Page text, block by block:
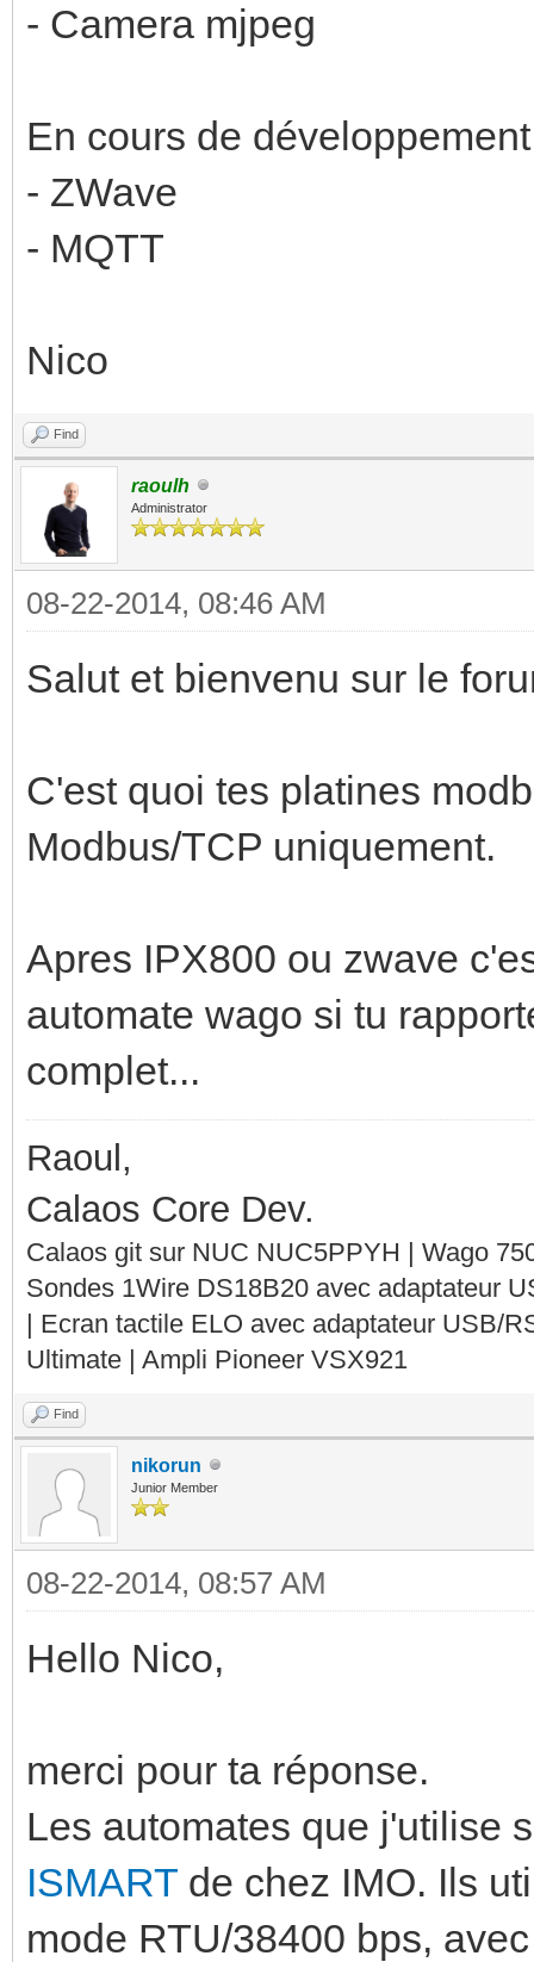
- Camera mjpeg
En cours de
- ZWave
- MQTT
Nico
Find
raoulh
Administrator
08-22-2014, 08:46 AM
Salut et bienvenu sur le
C'est quoi tes platines
Modbus/TCP uniquement.
Apres IPX800 ou zwave
automate wago si tu
complet...
Raoul,
Calaos Core Dev.
Calaos git sur NUC NUC5PPYH | Wago
Sondes 1Wire DS18B20 avec adaptateur
| Ecran tactile ELO avec adaptateur USB/
Ultimate | Ampli Pioneer VSX921
Find
nikorun
Junior Member
08-22-2014, 08:57 AM
Hello Nico,
merci pour ta réponse.
Les automates que j'utilise
ISMART de chez IMO. Ils
mode RTU/38400 bps,